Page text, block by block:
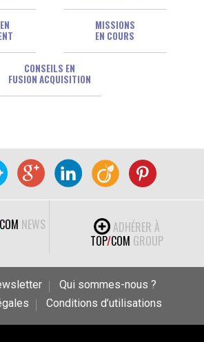
MISSIONS
EN COURS
CONSEILS EN
FUSION ACQUISITION
NEWS
ADHÉRER À
TOP/COM GROUP
Qui sommes-nous ?
Conditions d’utilisations